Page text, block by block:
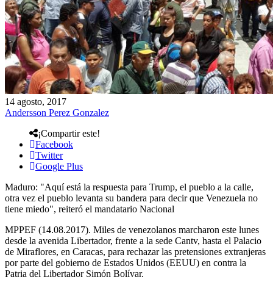
14 agosto, 2017
Andersson Perez Gonzalez
¡Compartir este!
Facebook
Twitter
Google Plus
Maduro: "Aquí está la respuesta para Trump, el pueblo a la calle,
otra vez el pueblo levanta su bandera para decir que Venezuela no
tiene miedo", reiteró el mandatario Nacional
MPPEF (14.08.2017). Miles de venezolanos marcharon este lunes
desde la avenida Libertador, frente a la sede Cantv, hasta el Palacio
de Miraflores, en Caracas, para rechazar las pretensiones extranjeras
por parte del gobierno de Estados Unidos (EEUU) en contra la
Patria del Libertador Simón Bolívar.